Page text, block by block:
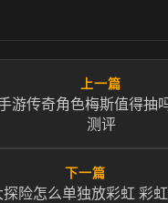
上一篇
游传奇角色梅斯值得抽
测评
下一篇
探险怎么单独放彩虹 彩